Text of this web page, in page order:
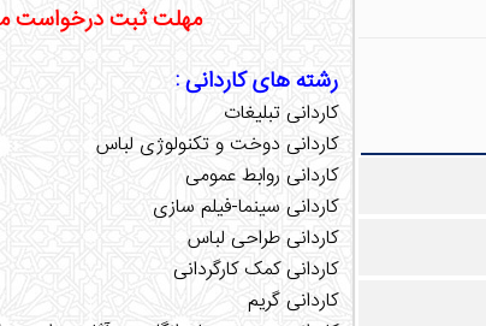
مهلت ثبت درخواست مهمان نیمسال دوم 99-98
رشته های کاردانی :
کاردانی تبلیغات
کاردانی دوخت و تکنولوژی لباس
کاردانی روابط عمومی
کاردانی سینما-فیلم سازی
کاردانی طراحی لباس
کاردانی کمک کارگردانی
کاردانی گریم